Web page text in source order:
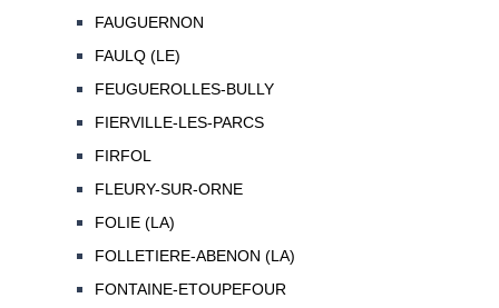
FAUGUERNON
FAULQ (LE)
FEUGUEROLLES-BULLY
FIERVILLE-LES-PARCS
FIRFOL
FLEURY-SUR-ORNE
FOLIE (LA)
FOLLETIERE-ABENON (LA)
FONTAINE-ETOUPEFOUR